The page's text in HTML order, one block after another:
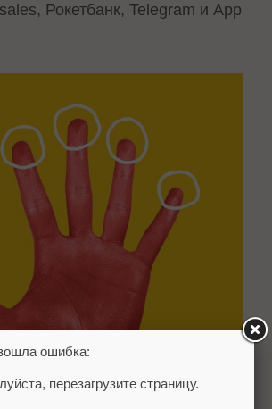
Рокетбанк, Telegram и App
ошибка:
перезагрузите страницу.